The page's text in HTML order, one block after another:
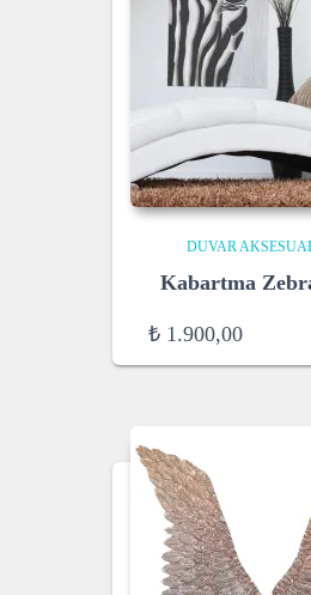
DUVAR
Kabartma
₺ 1.900,00